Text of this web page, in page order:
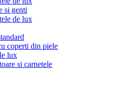
si genti
de lux
coperti din piele
lux
si carnetele